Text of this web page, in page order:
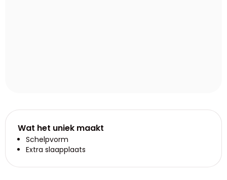
Wat het uniek maakt
Schelpvorm
Extra slaapplaats